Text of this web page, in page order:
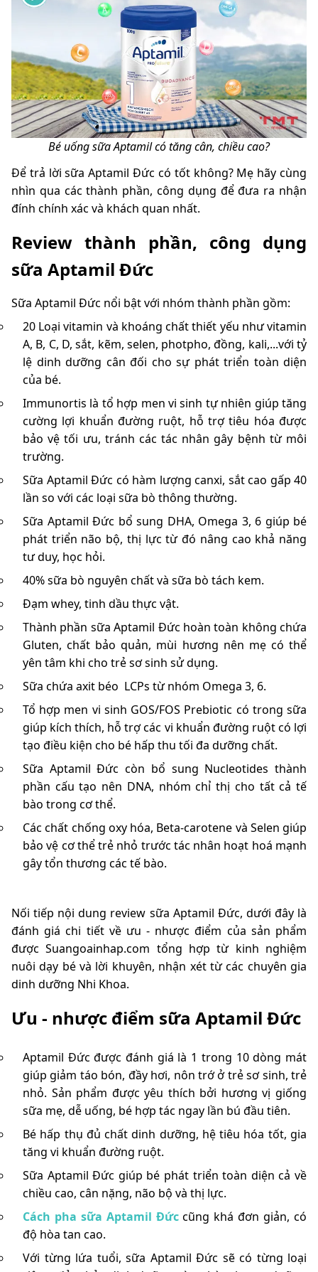
Bé uống sữa Aptamil có tăng cân, chiều cao?
Để trả lời sữa Aptamil Đức có tốt không? Mẹ hãy cùng
nhìn qua các thành phần, công dụng để đưa ra nhận
đính chính xác và khách quan nhất.
Review thành phần, công dụng
sữa Aptamil Đức
Sữa Aptamil Đức nổi bật với nhóm thành phần gồm:
20 Loại vitamin và khoáng chất thiết yếu như vitamin
A, B, C, D, sắt, kẽm, selen, photpho, đồng, kali,...với tỷ
lệ dinh dưỡng cân đối cho sự phát triển toàn diện
của bé.
Immunortis là tổ hợp men vi sinh tự nhiên giúp tăng
cường lợi khuẩn đường ruột, hỗ trợ tiêu hóa được
bảo vệ tối ưu, tránh các tác nhân gây bệnh từ môi
trường.
Sữa Aptamil Đức có hàm lượng canxi, sắt cao gấp 40
lần so với các loại sữa bò thông thường.
Sữa Aptamil Đức bổ sung DHA, Omega 3, 6 giúp bé
phát triển não bộ, thị lực từ đó nâng cao khả năng
tư duy, học hỏi.
40% sữa bò nguyên chất và sữa bò tách kem.
Đạm whey, tinh dầu thực vật.
Thành phần sữa Aptamil Đức hoàn toàn không chứa
Gluten, chất bảo quản, mùi hương nên mẹ có thể
yên tâm khi cho trẻ sơ sinh sử dụng.
Sữa chứa axit béo LCPs từ nhóm Omega 3, 6.
Tổ hợp men vi sinh GOS/FOS Prebiotic có trong sữa
giúp kích thích, hỗ trợ các vi khuẩn đường ruột có lợi
tạo điều kiện cho bé hấp thu tối đa dưỡng chất.
Sữa Aptamil Đức còn bổ sung Nucleotides thành
phần cấu tạo nên DNA, nhóm chỉ thị cho tất cả tế
bào trong cơ thể.
Các chất chống oxy hóa, Beta-carotene và Selen giúp
bảo vệ cơ thể trẻ nhỏ trước tác nhân hoạt hoá mạnh
gây tổn thương các tế bào.
Nối tiếp nội dung review sữa Aptamil Đức, dưới đây là
đánh giá chi tiết về ưu - nhược điểm của sản phẩm
được Suangoainhap.com tổng hợp từ kinh nghiệm
nuôi dạy bé và lời khuyên, nhận xét từ các chuyên gia
dinh dưỡng Nhi Khoa.
Ưu - nhược điểm sữa Aptamil Đức
Aptamil Đức được đánh giá là 1 trong 10 dòng mát
giúp giảm táo bón, đầy hơi, nôn trớ ở trẻ sơ sinh, trẻ
nhỏ. Sản phẩm được yêu thích bởi hương vị giống
sữa mẹ, dễ uống, bé hợp tác ngay lần bú đầu tiên.
Bé hấp thụ đủ chất dinh dưỡng, hệ tiêu hóa tốt, gia
tăng vi khuẩn đường ruột.
Sữa Aptamil Đức giúp bé phát triển toàn diện cả về
chiều cao, cân nặng, não bộ và thị lực.
Cách pha sữa Aptamil Đứccũng khá đơn giản, có
độ hòa tan cao.
Với từng lứa tuổi, sữa Aptamil Đức sẽ có từng loại